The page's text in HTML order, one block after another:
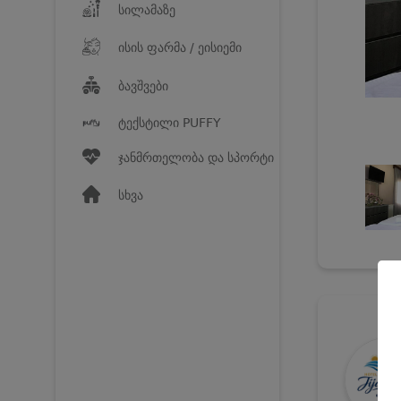
სილამაზე
ისის ფარმა / ეისიემი
ბავშვები
ტექსტილი PUFFY
ჯანმრთელობა და სპორტი
სხვა